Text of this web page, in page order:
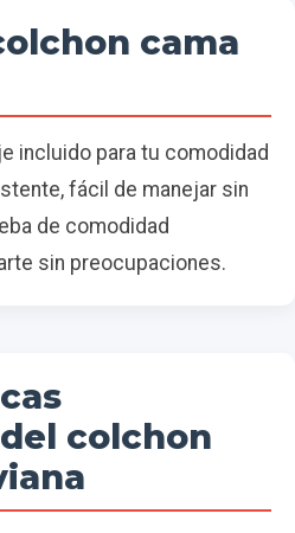
cama
incluido para tu comodidad
fácil de manejar sin
de comodidad
sin preocupaciones.
colchon